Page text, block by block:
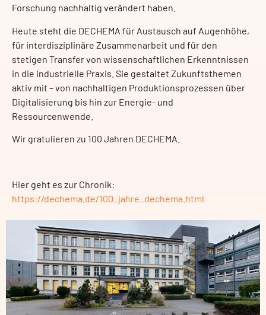
Forschung nachhaltig verändert haben.
Heute steht die DECHEMA für Austausch auf Augenhöhe,
für interdisziplinäre Zusammenarbeit und für den
stetigen Transfer von wissenschaftlichen Erkenntnissen
in die industrielle Praxis. Sie gestaltet Zukunftsthemen
aktiv mit – von nachhaltigen Produktionsprozessen über
Digitalisierung bis hin zur Energie- und
Ressourcenwende.
Wir gratulieren zu 100 Jahren DECHEMA.
Hier geht es zur Chronik:
https://dechema.de/100_jahre_dechema.html